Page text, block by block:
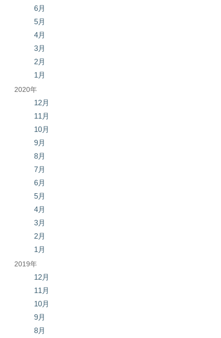
6月
5月
4月
3月
2月
1月
2020年
12月
11月
10月
9月
8月
7月
6月
5月
4月
3月
2月
1月
2019年
12月
11月
10月
9月
8月